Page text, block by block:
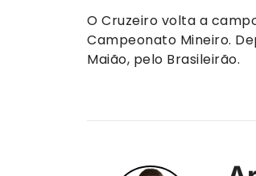
O Cruzeiro volta a
Campeonato Mineiro.
Maião, pelo Brasileirão.